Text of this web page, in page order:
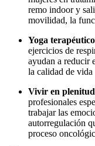
remo indoor y
movilidad, la
Yoga terapéutico
ejercicios de
ayudan a reducir
la calidad de vida
Vivir en plenitud
profesionales
trabajar las
autorregulación
proceso